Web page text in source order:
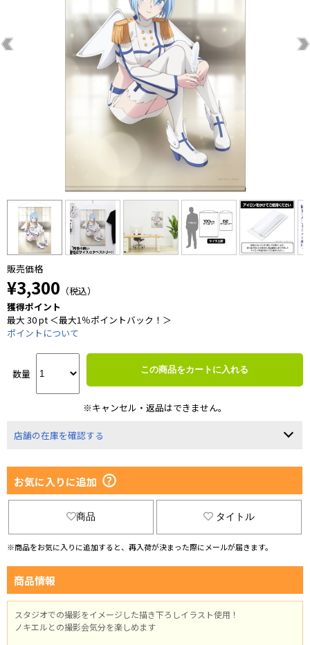
販売価格
¥3,300 （税込）
獲得ポイント
最大 30 pt ＜最大1％ポイントバック！＞
ポイントについて
数量 この商品をカートに入れる
※キャンセル・返品はできません。
店舗の在庫を確認する
お気に入りに追加
商品 タイトル
※商品をお気に入りに追加すると、再入荷が決まった際にメールが届きます。
商品情報
スタジオでの撮影をイメージした描き下ろしイラスト使用！
ノキエルとの撮影会気分を楽しめます